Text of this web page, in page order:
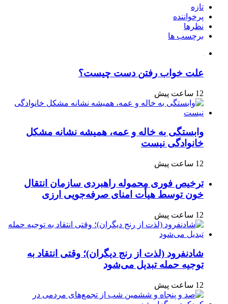
تازه
پرخواننده
نظرها
برچسب ها
علت خواب رفتن دست چیست؟
12 ساعت پیش
وابستگی به خاله و عمه، همیشه نشانه مشکل
خانوادگی نیست
12 ساعت پیش
ترخیص فوری محموله راهبردی سازمان انتقال
خون توسط هیأت امنای صرفه‌جویی ارزی
12 ساعت پیش
شادنفرود (لذت از رنج دیگران)؛ وقتی انتقاد به
توجیه حمله تبدیل می‌شود
12 ساعت پیش